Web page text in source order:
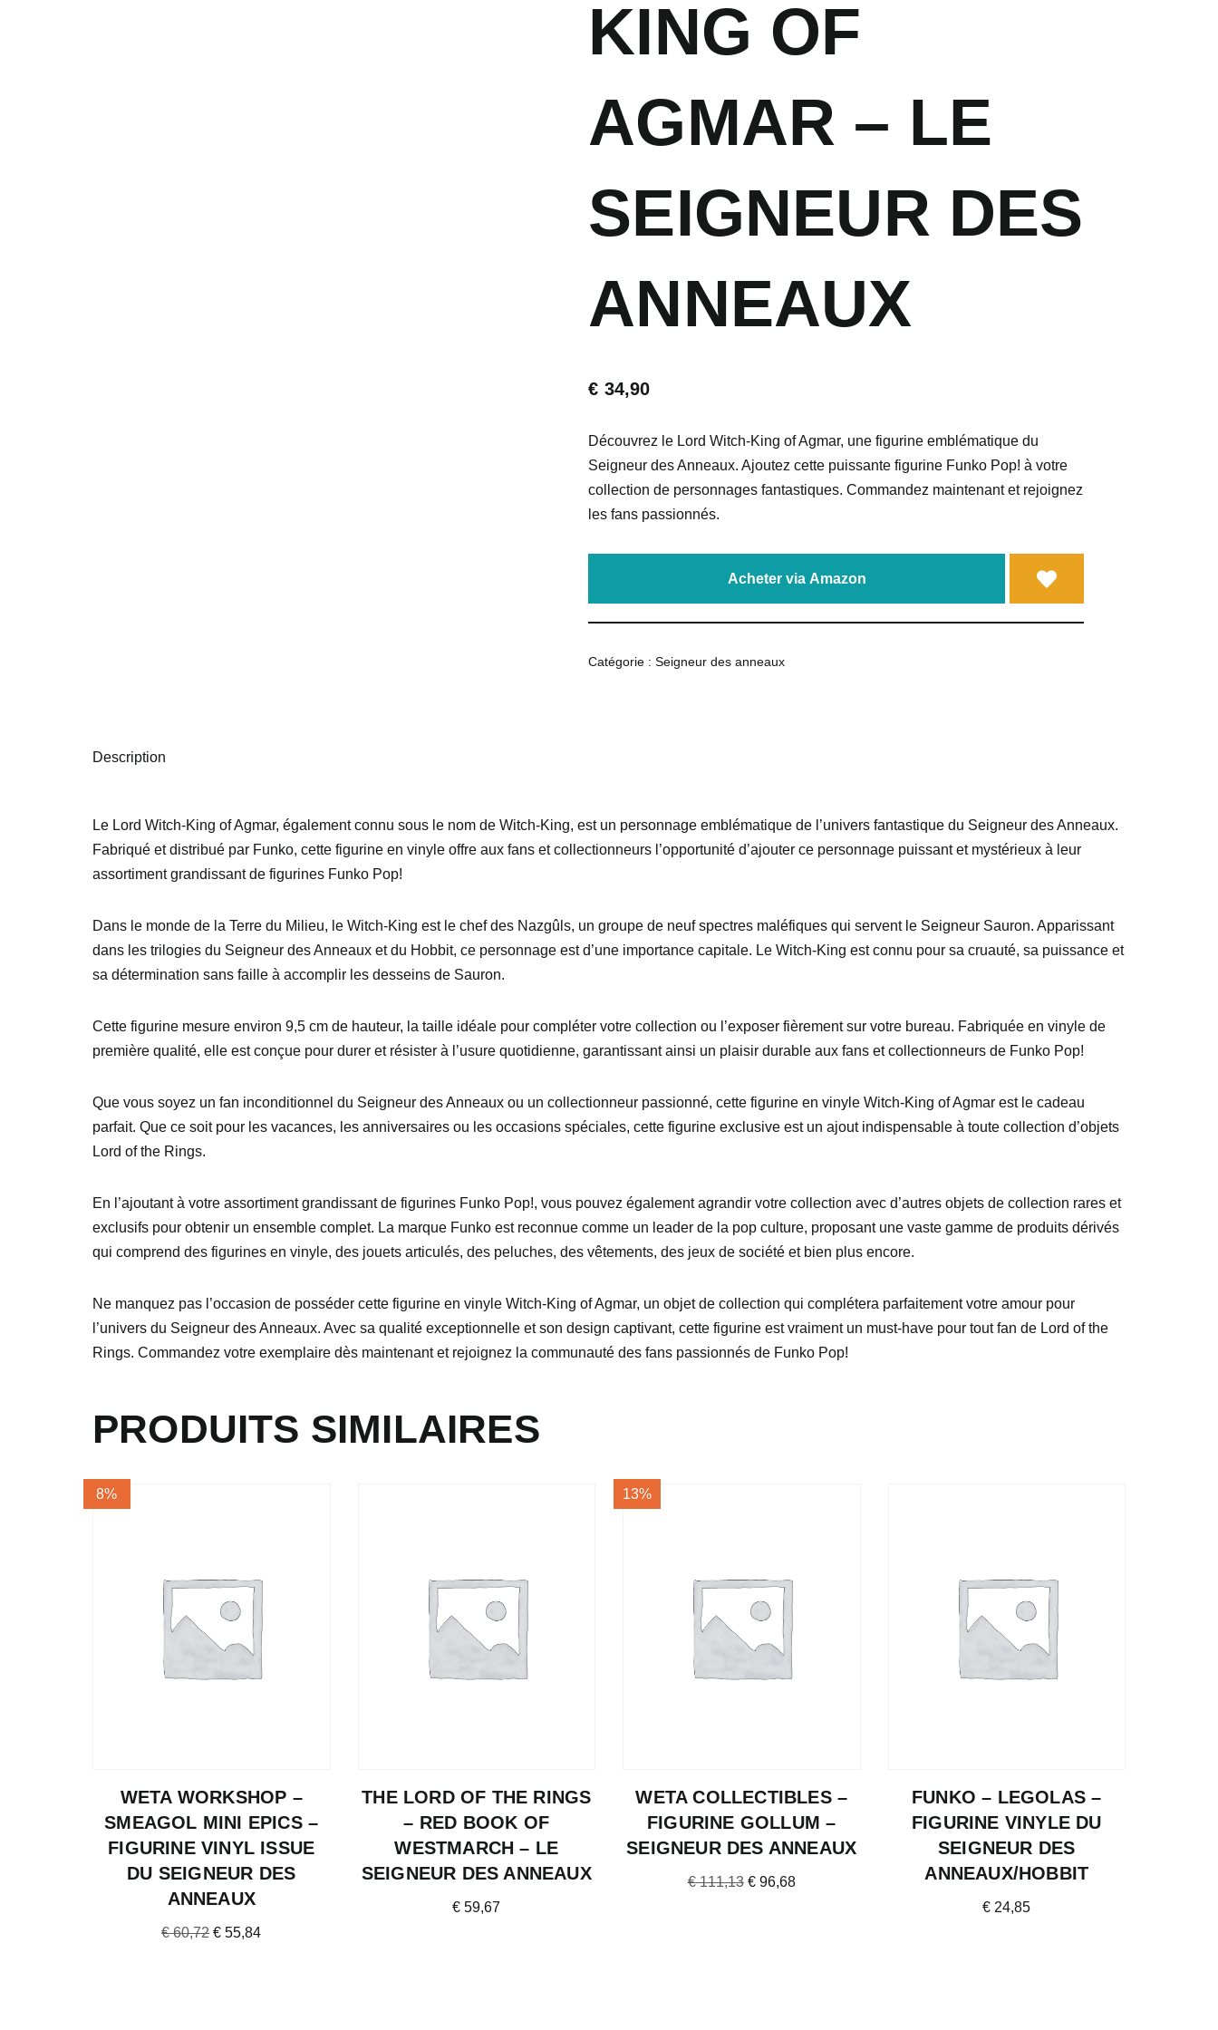
KING OF
AGMAR – LE
SEIGNEUR DES
ANNEAUX
€ 34,90
Découvrez le Lord Witch-King of Agmar, une figurine emblématique du
Seigneur des Anneaux. Ajoutez cette puissante figurine Funko Pop! à votre
collection de personnages fantastiques. Commandez maintenant et rejoignez
les fans passionnés.
Acheter via Amazon
Catégorie :Seigneur des anneaux
Description
Le Lord Witch-King of Agmar, également connu sous le nom de Witch-King, est un personnage emblématique de l’univers fantastique du Seigneur des Anneaux.
Fabriqué et distribué par Funko, cette figurine en vinyle offre aux fans et collectionneurs l’opportunité d’ajouter ce personnage puissant et mystérieux à leur
assortiment grandissant de figurines Funko Pop!
Dans le monde de la Terre du Milieu, le Witch-King est le chef des Nazgûls, un groupe de neuf spectres maléfiques qui servent le Seigneur Sauron. Apparissant
dans les trilogies du Seigneur des Anneaux et du Hobbit, ce personnage est d’une importance capitale. Le Witch-King est connu pour sa cruauté, sa puissance et
sa détermination sans faille à accomplir les desseins de Sauron.
Cette figurine mesure environ 9,5 cm de hauteur, la taille idéale pour compléter votre collection ou l’exposer fièrement sur votre bureau. Fabriquée en vinyle de
première qualité, elle est conçue pour durer et résister à l’usure quotidienne, garantissant ainsi un plaisir durable aux fans et collectionneurs de Funko Pop!
Que vous soyez un fan inconditionnel du Seigneur des Anneaux ou un collectionneur passionné, cette figurine en vinyle Witch-King of Agmar est le cadeau
parfait. Que ce soit pour les vacances, les anniversaires ou les occasions spéciales, cette figurine exclusive est un ajout indispensable à toute collection d’objets
Lord of the Rings.
En l’ajoutant à votre assortiment grandissant de figurines Funko Pop!, vous pouvez également agrandir votre collection avec d’autres objets de collection rares et
exclusifs pour obtenir un ensemble complet. La marque Funko est reconnue comme un leader de la pop culture, proposant une vaste gamme de produits dérivés
qui comprend des figurines en vinyle, des jouets articulés, des peluches, des vêtements, des jeux de société et bien plus encore.
Ne manquez pas l’occasion de posséder cette figurine en vinyle Witch-King of Agmar, un objet de collection qui complétera parfaitement votre amour pour
l’univers du Seigneur des Anneaux. Avec sa qualité exceptionnelle et son design captivant, cette figurine est vraiment un must-have pour tout fan de Lord of the
Rings. Commandez votre exemplaire dès maintenant et rejoignez la communauté des fans passionnés de Funko Pop!
PRODUITS SIMILAIRES
8%
WETA WORKSHOP –
SMEAGOL MINI EPICS –
FIGURINE VINYL ISSUE
DU SEIGNEUR DES
ANNEAUX
€60,72 € 55,84
THE LORD OF THE RINGS
– RED BOOK OF
WESTMARCH – LE
SEIGNEUR DES ANNEAUX
€ 59,67
13%
WETA COLLECTIBLES –
FIGURINE GOLLUM –
SEIGNEUR DES ANNEAUX
€111,13 €96,68
FUNKO – LEGOLAS –
FIGURINE VINYLE DU
SEIGNEUR DES
ANNEAUX/HOBBIT
€ 24,85